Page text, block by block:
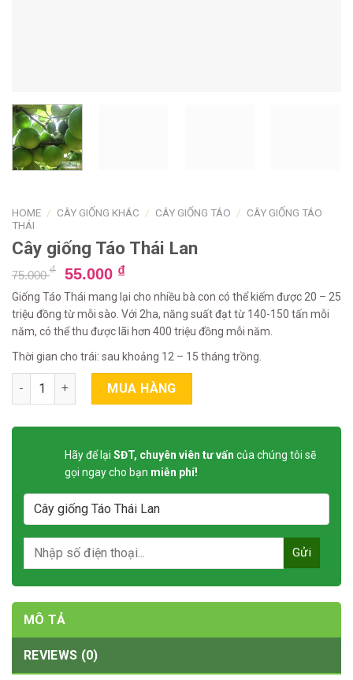
HOME / CÂY GIỐNG KHÁC / CÂY GIỐNG TÁO / CÂY GIỐNG TÁO
THÁI
Cây giống Táo Thái Lan
75.000₫ 55.000 ₫
Giống Táo Thái mang lại cho nhiều bà con có thể kiếm được 20 – 25
triệu đồng từ mỗi sào. Với 2ha, năng suất đạt từ 140-150 tấn mỗi
năm, có thể thu được lãi hơn 400 triệu đồng mỗi năm.
Thời gian cho trái: sau khoảng 12 – 15 tháng trồng.
Cây giống Táo Thái Lan quantity
MUA HÀNG
Hãy để lại SĐT, chuyên viên tư vấn của chúng tôi sẽ
gọi ngay cho bạn miễn phí!
MÔ TẢ
REVIEWS (0)